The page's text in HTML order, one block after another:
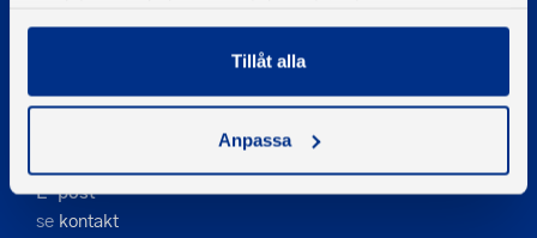
Tillåt alla
Anpassa
Kontakta oss
E-post
se kontakt